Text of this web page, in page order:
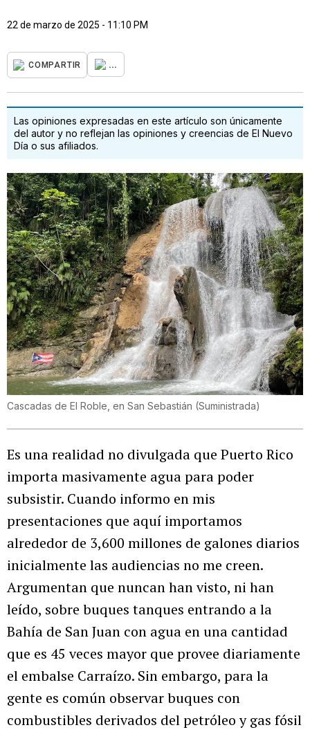
22 de marzo de 2025 - 11:10 PM
COMPARTIR ...
Las opiniones expresadas en este artículo son únicamente
del autor y no reflejan las opiniones y creencias de El Nuevo
Día o sus afiliados.
Cascadas de El Roble, en San Sebastián (Suministrada)
Es una realidad no divulgada que Puerto Rico
importa masivamente agua para poder
subsistir. Cuando informo en mis
presentaciones que aquí importamos
alrededor de 3,600 millones de galones diarios
inicialmente las audiencias no me creen.
Argumentan que nuncan han visto, ni han
leído, sobre buques tanques entrando a la
Bahía de San Juan con agua en una cantidad
que es 45 veces mayor que provee diariamente
el embalse Carraízo. Sin embargo, para la
gente es común observar buques con
combustibles derivados del petróleo y gas fósil